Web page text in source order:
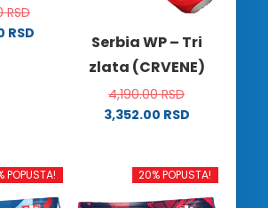
RSD
RSD
Serbia WP – Tri
zlata (CRVENE)
4,190.00RSD
3,352.00 RSD
ima
POPUSTA! 20% POPUSTA!